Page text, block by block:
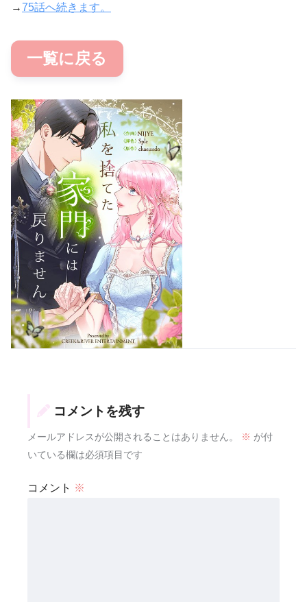
→75話へ続きます。
一覧に戻る
コメントを残す
メールアドレスが公開されることはありません。 ※ が付
いている欄は必須項目です
コメント ※